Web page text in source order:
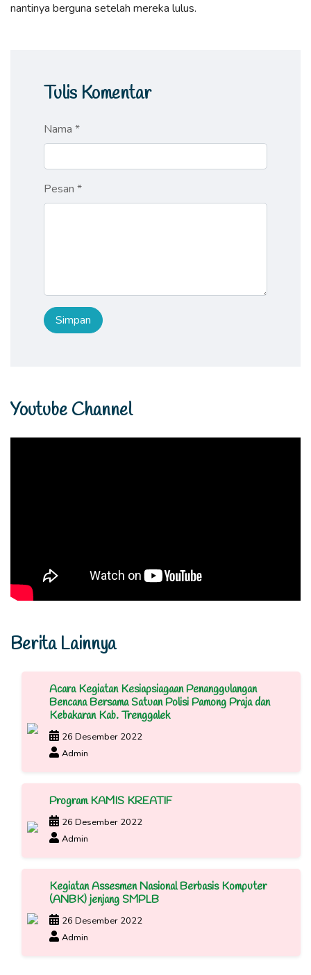
nantinya berguna setelah mereka lulus.
Tulis Komentar
Nama *
Pesan *
Youtube Channel
Berita Lainnya
Acara Kegiatan Kesiapsiagaan Penanggulangan
Bencana Bersama Satuan Polisi Pamong Praja dan
Kebakaran Kab. Trenggalek
26 Desember 2022
Admin
Program KAMIS KREATIF
26 Desember 2022
Admin
Kegiatan Assesmen Nasional Berbasis Komputer
(ANBK) jenjang SMPLB
26 Desember 2022
Admin